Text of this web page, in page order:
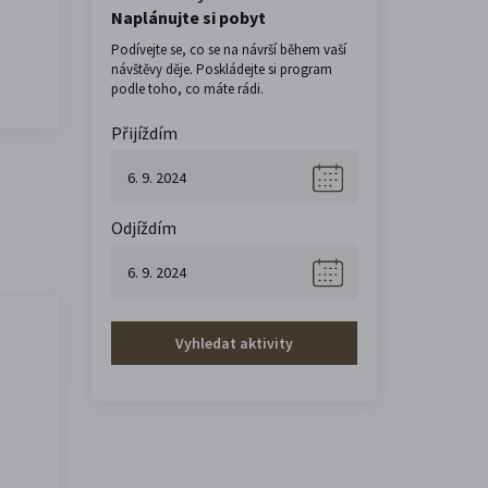
Naplánujte si pobyt
Podívejte se, co se na návrší během vaší
návštěvy děje. Poskládejte si program
podle toho, co máte rádi.
Přijíždím
Odjíždím
Vyhledat aktivity